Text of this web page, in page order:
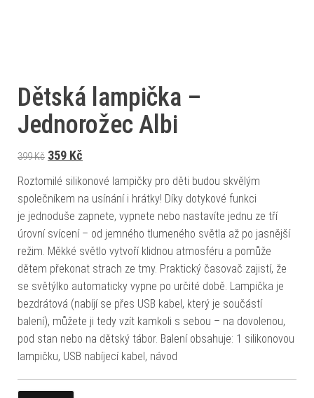
Dětská lampička –
Jednorožec Albi
399Kč Původní cena byla: 399 Kč.
359 Kč
Roztomilé silikonové lampičky pro děti budou skvělým
společníkem na usínání i hrátky! Díky dotykové funkci
je jednoduše zapnete, vypnete nebo nastavíte jednu ze tří
úrovní svícení – od jemného tlumeného světla až po jasnější
režim. Měkké světlo vytvoří klidnou atmosféru a pomůže
dětem překonat strach ze tmy. Praktický časovač zajistí, že
se světýlko automaticky vypne po určité době. Lampička je
bezdrátová (nabíjí se přes USB kabel, který je součástí
balení), můžete ji tedy vzít kamkoli s sebou – na dovolenou,
pod stan nebo na dětský tábor. Balení obsahuje: 1 silikonovou
lampičku, USB nabíjecí kabel, návod